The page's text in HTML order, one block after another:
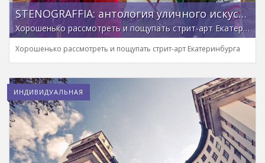
STENOGRAFFIA: антология уличного искусства
Хорошенько рассмотреть и пощупать стрит-арт Екатеринбурга
Хорошенько рассмотреть и пощупать стрит-арт Екатеринбурга
ИНДИВИДУАЛЬНАЯ